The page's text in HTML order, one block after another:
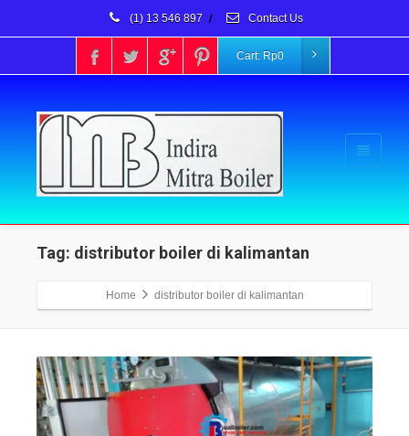
(1) 13 546 897 / Contact Us
Cart: Rp0
Tag: distributor boiler di kalimantan
Home distributor boiler di kalimantan